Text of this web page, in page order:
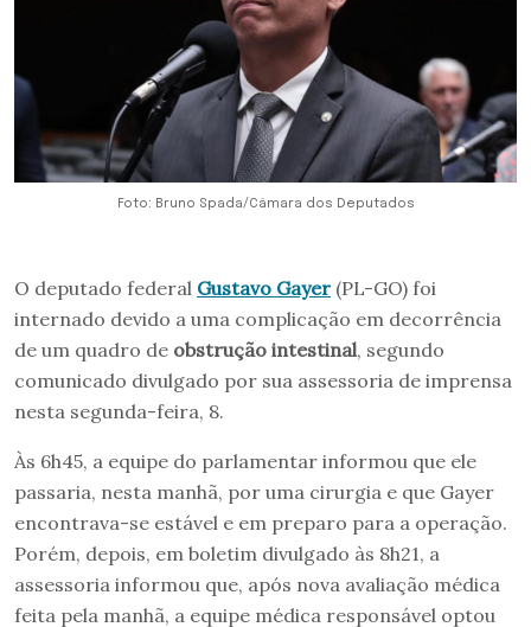
Foto: Bruno Spada/Câmara dos Deputados
O deputado federal Gustavo Gayer (PL-GO) foi
internado devido a uma complicação em decorrência
de um quadro de obstrução intestinal, segundo
comunicado divulgado por sua assessoria de imprensa
nesta segunda-feira, 8.
Às 6h45, a equipe do parlamentar informou que ele
passaria, nesta manhã, por uma cirurgia e que Gayer
encontrava-se estável e em preparo para a operação.
Porém, depois, em boletim divulgado às 8h21, a
assessoria informou que, após nova avaliação médica
feita pela manhã, a equipe médica responsável optou